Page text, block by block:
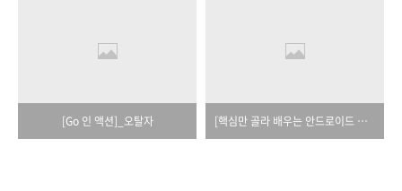
[Go 인 액션]_오탈자 [핵심만 골라 배우는 안드로이드 스튜디오 & 프로그래밍]_오탈자